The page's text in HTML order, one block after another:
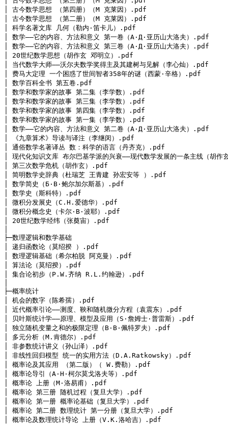
│ 古今数学思想 （第四册）（M 克莱因）.pdf
│ 古今数学思想 （第二册）（M 克莱因）.pdf
│ 科学名著文库 几何（勒内·笛卡儿）.pdf
│ 数学——它的内容、方法和意义 第一卷（A·Д·亚历山大洛夫）.pdf
│ 数学——它的内容、方法和意义 第三卷（A·Д·亚历山大洛夫）.pdf
│ 20世纪数学思想（胡作玄 邓明立）.pdf
│ 当代数学大师——沃尔夫数学奖得主及其建树与见解（李心灿）.pdf
│ 费马大定理 一个困惑了世间智者358年的谜（西蒙·辛格）.pdf
│ 数学百科全书 第五卷.pdf
│ 数学和数学家的故事 第二集（李学数）.pdf
│ 数学和数学家的故事 第三集（李学数）.pdf
│ 数学和数学家的故事 第四集（李学数）.pdf
│ 数学和数学家的故事 第一集（李学数）.pdf
│ 数学——它的内容、方法和意义 第二卷（A·Д·亚历山大洛夫）.pdf
│ 《九章算术》导读与译注（李继闵）.pdf
│ 通俗数学名著译丛 数：科学的语言（丹齐克）.pdf
│ 现代化知识文库 布尔巴基学派的兴衰——现代数学发展的一条主线（胡
│ 第三次数学危机（胡作玄）.pdf
│ 简明数学史辞典（杜瑞芝 王青建 孙宏安等 ）.pdf
│ 数学简史（Б·B·鲍尔加尔斯基）.pdf
│ 数学史（斯科特）.pdf
│ 微积分发展史（C.H.爱德华）.pdf
│ 微积分概念史（卡尔·B·波耶）.pdf
│ 20世纪数学经纬（张奠宙）.pdf
├─数理逻辑和数学基础
│ 递归函数论（莫绍揆 ）.pdf
│ 数理逻辑基础（希尔柏脱 阿克曼）.pdf
│ 算法论（莫绍揆）.pdf
│ 集合论初步（P.W.齐纳 R.L.约翰逊）.pdf
├─概率统计
│ 机会的数字（陈希孺）.pdf
│ 近代概率引论——测度、鞅和随机微分方程（袁震东）.pdf
│ 贝叶斯统计学——原理、模型及应用（S·詹姆士·普雷斯）.pdf
│ 独立随机变量之和的极限定理（B·B·佩特罗夫）.pdf
│ 多元分析（M.肯德尔）.pdf
│ 非参数统计讲义（孙山泽）.pdf
│ 非线性回归模型 统一的实用方法（D.A.Ratkowsky）.pdf
│ 概率论及其应用 （第二版）（ W.费勒）.pdf
│ 概率论导引（A·H·柯尔莫戈洛夫等）.pdf
│ 概率论 上册（M·洛易甫）.pdf
│ 概率论 第三册 随机过程（复旦大学）.pdf
│ 概率论 第一册 概率论基础（复旦大学）.pdf
│ 概率论 第二册 数理统计 第一分册（复旦大学）.pdf
│ 概率论及数理统计导论 上册（V.K.洛哈吉）.pdf